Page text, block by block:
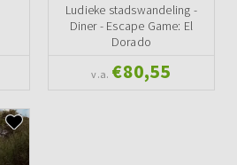
Ludieke stadswandeling -
Diner - Escape Game: El
Dorado
v.a. €80,55